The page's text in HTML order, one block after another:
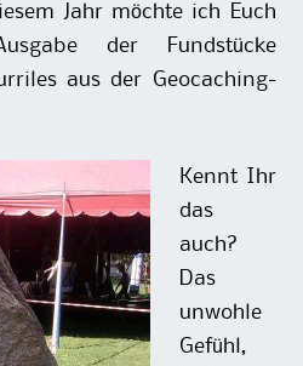
Jahr möchte ich Euch
der Fundstücke
aus der Geocaching-
Kennt Ihr
das
auch?
Das
unwohle
Gefühl,